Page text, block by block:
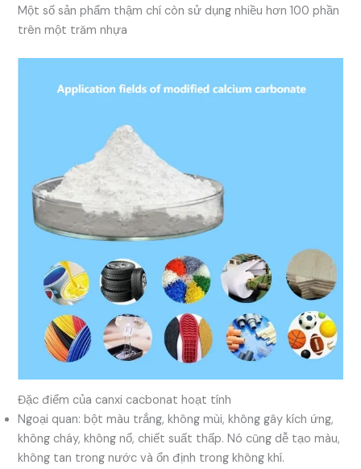
Một số sản phẩm thậm chí còn sử dụng nhiều hơn 100 phần
trên một trăm nhựa
Đặc điểm của canxi cacbonat hoạt tính
Ngoại quan: bột màu trắng, không mùi, không gây kích ứng,
không cháy, không nổ, chiết suất thấp. Nó cũng dễ tạo màu,
không tan trong nước và ổn định trong không khí.